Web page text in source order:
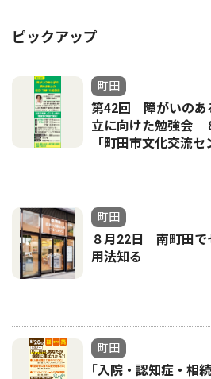
ピックアップ
町田
第42回 障がいのあ
立に向けた勉強会
「町田市文化交流セ
町田
８月22日 南町田
用法知る
町田
｢入院・認知症・相